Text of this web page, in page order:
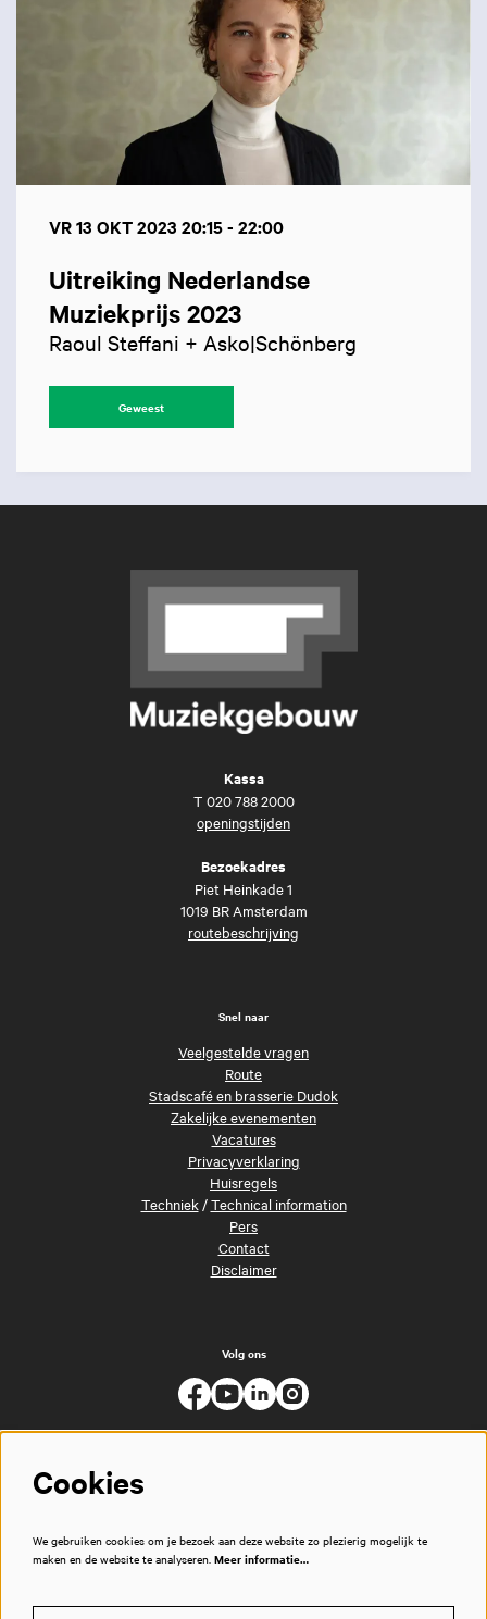
Uitreiking Nederlandse
Muziekprijs 2023
Raoul Steffani + Asko|Schönberg
VR 13 OKT 2023 20:15 - 22:00
Geweest
Kassa
T 020 788 2000
openingstijden
Bezoekadres
Piet Heinkade 1
1019 BR Amsterdam
routebeschrijving
Snel naar
Veelgestelde vragen
Route
Stadscafé en brasserie Dudok
Zakelijke evenementen
Vacatures
Privacyverklaring
Huisregels
Techniek/Technical information
Pers
Contact
Disclaimer
Volg ons
Cookies
We gebruiken cookies om je bezoek aan deze website zo plezierig mogelijk te
maken en de website te analyseren. Meer informatie…